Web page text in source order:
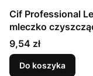
Cif Professional
mleczko
Cena
9,54 zł
Do koszyka